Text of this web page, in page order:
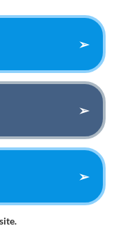
➢
➢
➢